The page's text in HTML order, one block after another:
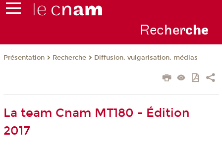
Recherche
Présentation Recherche Diffusion, vulgarisation, médias
La team Cnam MT180 - Édition
2017